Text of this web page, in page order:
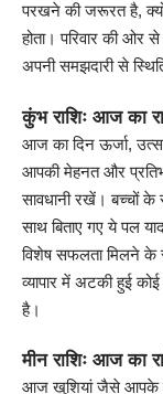
परखने की जरूरत है,
होता। परिवार की ओर
अपनी समझदारी से
कुंभ राशिः आज का
आज का दिन ऊर्जा,
आपकी मेहनत और
सावधानी रखें। बच्चों के
साथ बिताए गए ये पल
विशेष सफलता मिलने के
व्यापार में अटकी हुई
है।
मीन राशिः आज का
आज खुशियां जैसे आपके